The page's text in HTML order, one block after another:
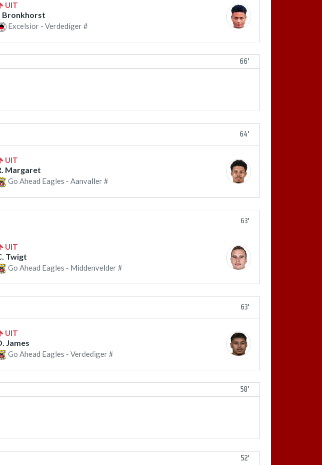
UIT
Bronkhorst
Excelsior - Verdediger #
66'
64'
UIT
Margaret
Go Ahead Eagles - Aanvaller #
63'
UIT
Twigt
Go Ahead Eagles - Middenvelder #
63'
UIT
James
Go Ahead Eagles - Verdediger #
58'
52'